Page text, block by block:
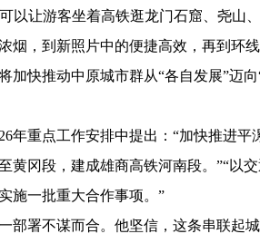
以让游客坐着高铁逛龙门石窟、尧山
，到新照片中的便捷高效，再到环
加快推动中原城市群从“各自发展”迈
重点工作安排中提出：“加快推进平
黄冈段，建成雄商高铁河南段。”“以
施一批重大合作事项。”
署不谋而合。他坚信，这条串联起城